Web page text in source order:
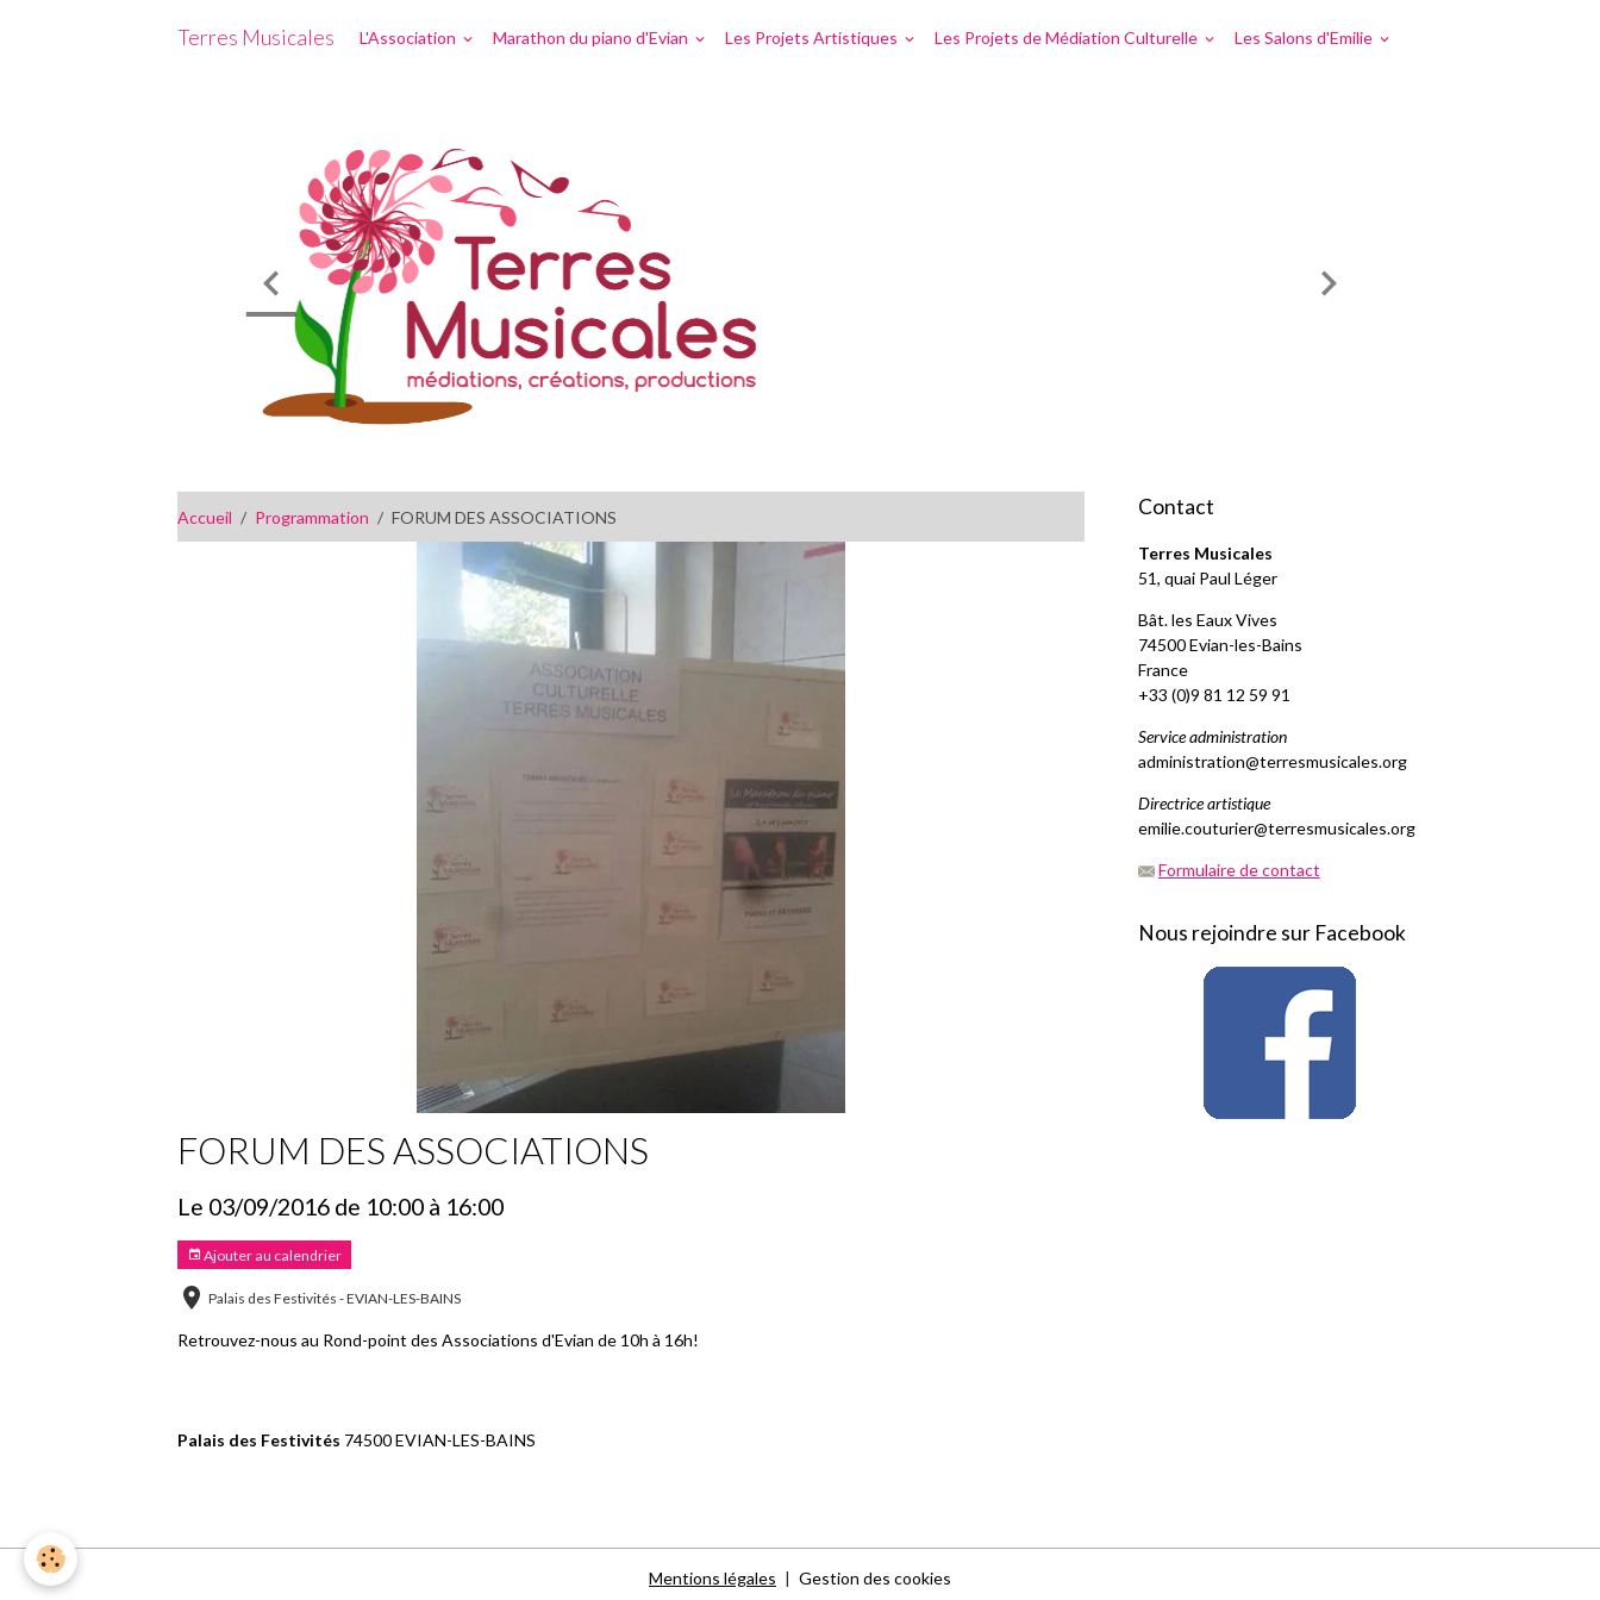
Terres Musicales L'Association Marathon du piano d'Evian Les Projets Artistiques Les Projets de Médiation Culturelle Les Salons d'Emilie
Accueil Programmation FORUM DES ASSOCIATIONS
FORUM DES ASSOCIATIONS
Le 03/09/2016 de 10:00 à 16:00
Ajouter au calendrier
Palais des Festivités - EVIAN-LES-BAINS
Retrouvez-nous au Rond-point des Associations d'Evian de 10h à 16h!
Palais des Festivités 74500 EVIAN-LES-BAINS
Contact
Terres Musicales
51, quai Paul Léger
Bât. les Eaux Vives
74500 Evian-les-Bains
France
+33 (0)9 81 12 59 91
Service administration
administration@terresmusicales.org
Directrice artistique
emilie.couturier@terresmusicales.org
Formulaire de contact
Nous rejoindre sur Facebook
Mentions légales Gestion des cookies